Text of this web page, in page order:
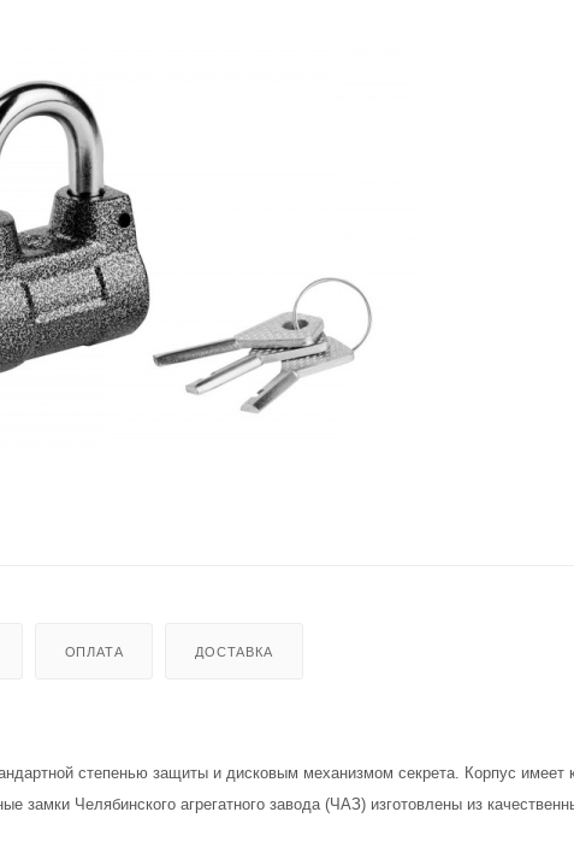
ОПЛАТА ДОСТАВКА
степенью защиты и дисковым механизмом секрета. Корпус имеет
замки Челябинского агрегатного завода (ЧАЗ) изготовлены из